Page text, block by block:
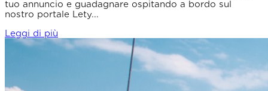
tuo annuncio e guadagnare ospitando a bordo sul
nostro portale Lety...
Leggi di più